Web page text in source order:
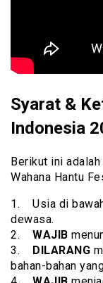
Syarat &
Indonesia
Berikut ini
Wahana Hantu
1. Usia di
dewasa.
2. WAJIB
3.
DILARANG
bahan-bahan